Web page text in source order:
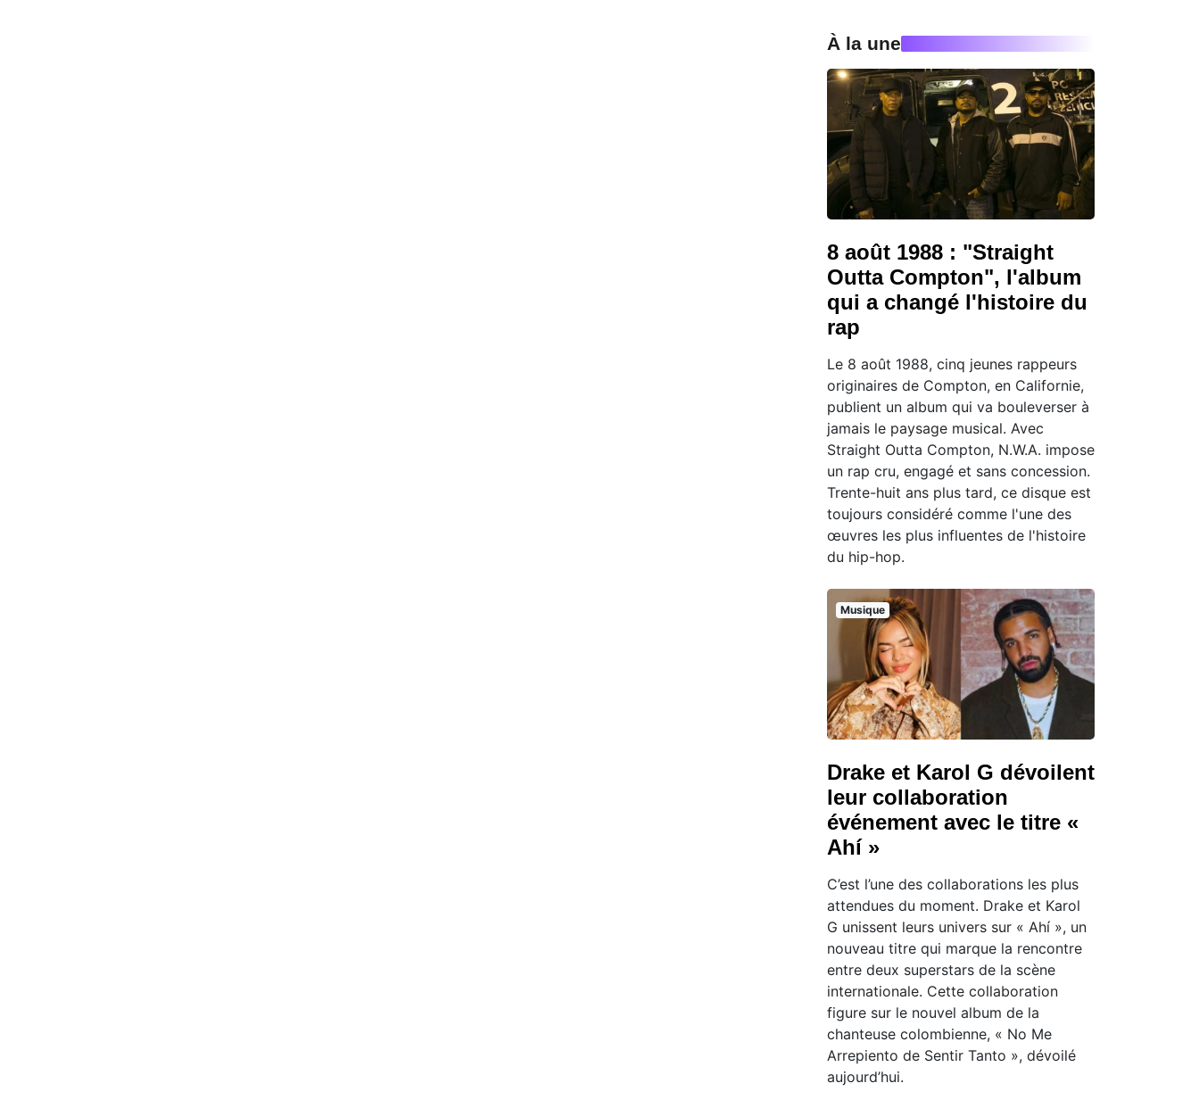
À la une
8 août 1988 : "Straight
Outta Compton", l'album
qui a changé l'histoire du
rap
Le 8 août 1988, cinq jeunes rappeurs
originaires de Compton, en Californie,
publient un album qui va bouleverser à
jamais le paysage musical. Avec
Straight Outta Compton, N.W.A. impose
un rap cru, engagé et sans concession.
Trente-huit ans plus tard, ce disque est
toujours considéré comme l'une des
œuvres les plus influentes de l'histoire
du hip-hop.
Musique
Drake et Karol G dévoilent
leur collaboration
événement avec le titre «
Ahí »
C’est l’une des collaborations les plus
attendues du moment. Drake et Karol
G unissent leurs univers sur « Ahí », un
nouveau titre qui marque la rencontre
entre deux superstars de la scène
internationale. Cette collaboration
figure sur le nouvel album de la
chanteuse colombienne, « No Me
Arrepiento de Sentir Tanto », dévoilé
aujourd’hui.